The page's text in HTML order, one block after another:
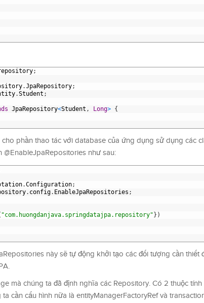
;
.JpaRepository;
.Student ;
JpaRepository<Student , Long> {
phần thao tác với database của ứng dụng sử dụng các
như sau:
.Configuration;
. config. EnableJpaRepositories ;
"com.huongdanjava.springdatajpa.repository" } )
này sẽ tự động khởi tạo các đối tượng cần thiết
mà chúng ta đã định nghĩa các Repository. Có 2 thuộc tính
cần cấu hình nữa là entityManagerFactoryRef và